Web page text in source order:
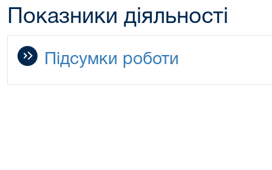
Показники діяльності
Підсумки роботи